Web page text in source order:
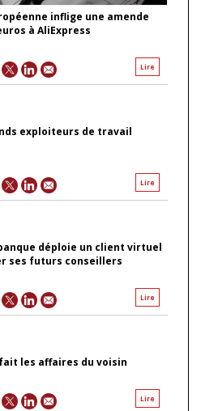
inflige une amende
à AliExpress
Lire
exploiteurs de travail
Lire
déploie un client virtuel
ses futurs conseillers
Lire
les affaires du voisin
Lire